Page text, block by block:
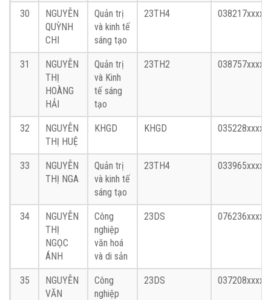
30
NGUYỄN
QUỲNH
CHI
Quản trị
và kinh tế
sáng tạo
23TH4 038217xxxx
31
NGUYỄN
THỊ
HOÀNG
HẢI
Quản trị
và Kinh
tế sáng
tạo
23TH2 038757xxxx
32
NGUYỄN
THỊ HUỆ
KHGD KHGD 035228xxxx
33
NGUYỄN
THỊ NGA
Quản trị
và kinh tế
sáng tạo
23TH4 033965xxxx
34
NGUYỄN
THỊ
NGỌC
ÁNH
Công
nghiệp
văn hoá
và di sản
23DS 076236xxxx
35
NGUYỄN
VĂN
Công
nghiệp
23DS 037208xxxx